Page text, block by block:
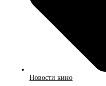
Новости кино